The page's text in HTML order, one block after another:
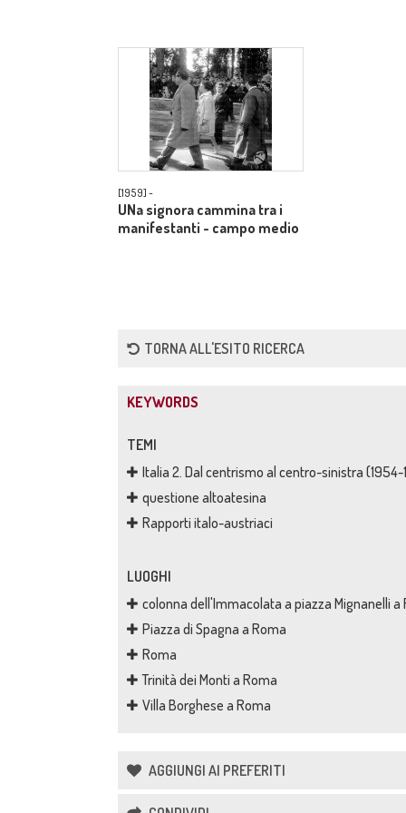
[1959] -
UNa signora cammina tra i
manifestanti - campo medio
TORNA ALL'ESITO RICERCA
KEYWORDS
TEMI
Italia 2. Dal centrismo al centro-sinistra (1954-
questione altoatesina
Rapporti italo-austriaci
LUOGHI
colonna dell'Immacolata a piazza Mignanelli a
Piazza di Spagna a Roma
Roma
Trinità dei Monti a Roma
Villa Borghese a Roma
AGGIUNGI AI PREFERITI